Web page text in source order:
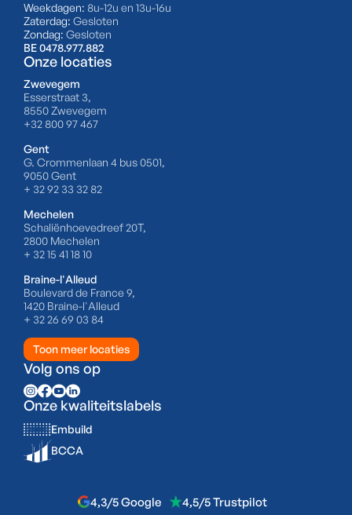
Weekdagen: 8u-12u en 13u-16u
Zaterdag: Gesloten
Zondag: Gesloten
BE 0478.977.882
Onze locaties
Zwevegem
Esserstraat 3,
8550 Zwevegem
+32 800 97 467
Gent
G. Crommenlaan 4 bus 0501,
9050 Gent
+ 32 92 33 32 82
Mechelen
Schaliënhoevedreef 20T,
2800 Mechelen
+ 32 15 41 18 10
Braine-l'Alleud
Boulevard de France 9,
1420 Braine-l'Alleud
+ 32 26 69 03 84
Toon meer locaties
Volg ons op
Onze kwaliteitslabels
Embuild
BCCA
4,3/5 Google 4,5/5 Trustpilot